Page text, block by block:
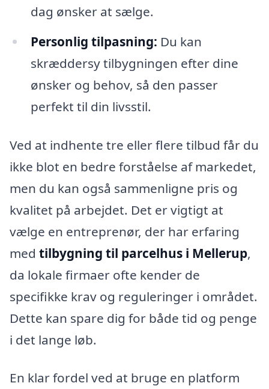
dag ønsker at sælge.
Personlig tilpasning: Du kan
skræddersy tilbygningen efter dine
ønsker og behov, så den passer
perfekt til din livsstil.
Ved at indhente tre eller flere tilbud får du
ikke blot en bedre forståelse af markedet,
men du kan også sammenligne pris og
kvalitet på arbejdet. Det er vigtigt at
vælge en entreprenør, der har erfaring
med tilbygning til parcelhus i Mellerup,
da lokale firmaer ofte kender de
specifikke krav og reguleringer i området.
Dette kan spare dig for både tid og penge
i det lange løb.
En klar fordel ved at bruge en platform